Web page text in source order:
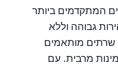
המתקדמים ביותר
גבוהה וללא
שרתים מותאמים
מרבית. עם